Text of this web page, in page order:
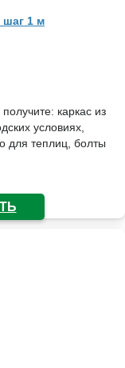
шаг 1 м
каркас из
условиях,
для теплиц, болты